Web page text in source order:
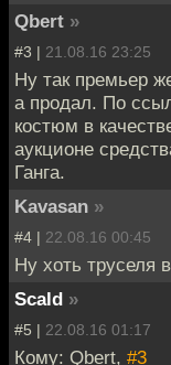
Qbert »
#3 | 21.08.16 23:25
Ну так премьер
а продал. По
костюм в
аукционе
Ганга.
Kavasan »
#4 | 22.08.16 00:45
Ну хоть труселя
Scald »
#5 | 22.08.16 01:17
Кому: Qbert, #3